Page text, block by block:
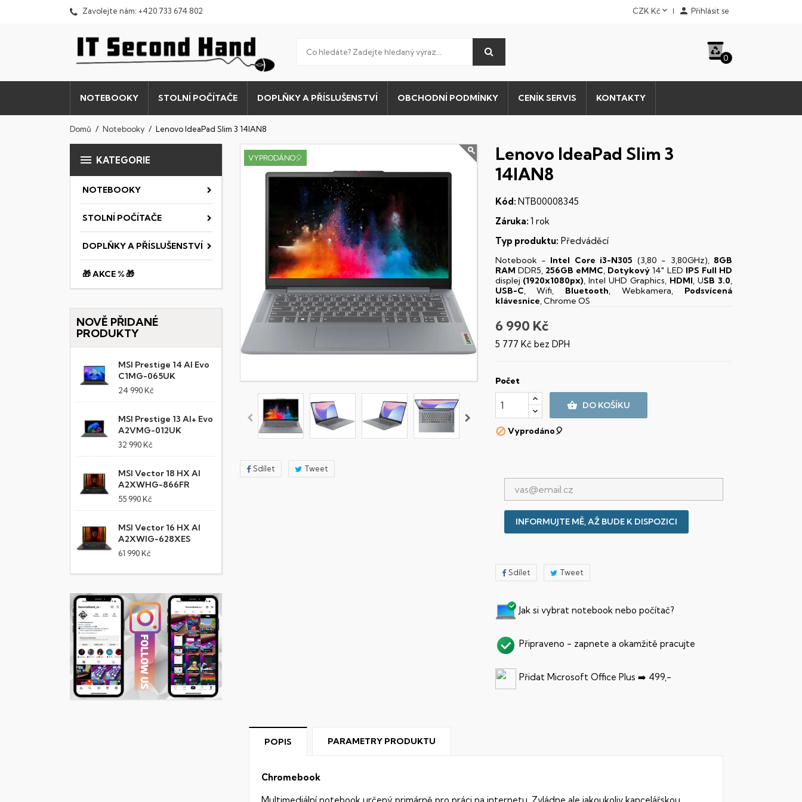
Zavolejte nám: +420 733 674 802 CZK Kč  Přihlásit se
0
NOTEBOOKY STOLNÍ POČÍTAČE DOPLŇKY A PŘÍSLUŠENSTVÍ OBCHODNÍ PODMÍNKY CENÍK SERVIS KONTAKTY
Domů Notebooky Lenovo IdeaPad Slim 3 14IAN8
 KATEGORIE
NOTEBOOKY
STOLNÍ POČÍTAČE
DOPLŇKY A PŘÍSLUŠENSTVÍ
🎁 AKCE % 🎁
NOVĚ PŘIDANÉ
PRODUKTY
MSI Prestige 14 AI Evo
C1MG-065UK
24 990 Kč
MSI Prestige 13 AI+ Evo
A2VMG-012UK
32 990 Kč
MSI Vector 18 HX AI
A2XWHG-866FR
55 990 Kč
MSI Vector 16 HX AI
A2XWIG-628XES
61 990 Kč
VYPRODÁNO🎈
Sdílet Tweet
Lenovo IdeaPad Slim 3
14IAN8
Kód: NTB00008345
Záruka: 1 rok
Typ produktu: Předváděcí
Notebook - Intel Core i3-N305 (3,80 - 3,80GHz), 8GB
RAM DDR5, 256GB eMMC, Dotykový 14" LED IPS Full HD
displej (1920x1080px), Intel UHD Graphics, HDMI, USB 3.0,
USB-C, Wifi, Bluetooth, Webkamera, Podsvícená
klávesnice, Chrome OS
6 990 Kč
5 777 Kč bez DPH
Počet
 DO KOŠÍKU
Vyprodáno🎈
INFORMUJTE MĚ, AŽ BUDE K DISPOZICI
Sdílet Tweet
Jak si vybrat notebook nebo počítač?
Připraveno - zapnete a okamžitě pracujte
Přidat Microsoft Office Plus ➡️ 499,-
POPIS PARAMETRY PRODUKTU
Chromebook
Multimediální notebook určený primárně pro práci na internetu. Zvládne ale jakoukoliv kancelářskou